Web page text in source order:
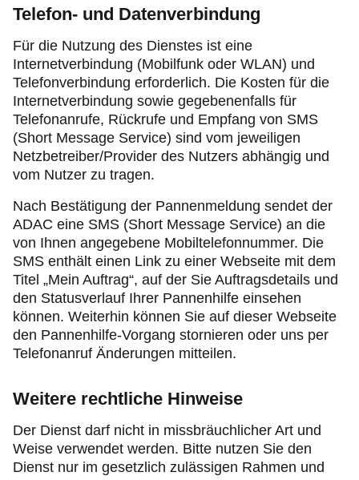
Telefon- und Datenverbindung
Für die Nutzung des Dienstes ist eine
Internetverbindung (Mobilfunk oder WLAN) und
Telefonverbindung erforderlich. Die Kosten für die
Internetverbindung sowie gegebenenfalls für
Telefonanrufe, Rückrufe und Empfang von SMS
(Short Message Service) sind vom jeweiligen
Netzbetreiber/Provider des Nutzers abhängig und
vom Nutzer zu tragen.
Nach Bestätigung der Pannenmeldung sendet der
ADAC eine SMS (Short Message Service) an die
von Ihnen angegebene Mobiltelefonnummer. Die
SMS enthält einen Link zu einer Webseite mit dem
Titel „Mein Auftrag“, auf der Sie Auftragsdetails und
den Statusverlauf Ihrer Pannenhilfe einsehen
können. Weiterhin können Sie auf dieser Webseite
den Pannenhilfe-Vorgang stornieren oder uns per
Telefonanruf Änderungen mitteilen.
Weitere rechtliche Hinweise
Der Dienst darf nicht in missbräuchlicher Art und
Weise verwendet werden. Bitte nutzen Sie den
Dienst nur im gesetzlich zulässigen Rahmen und